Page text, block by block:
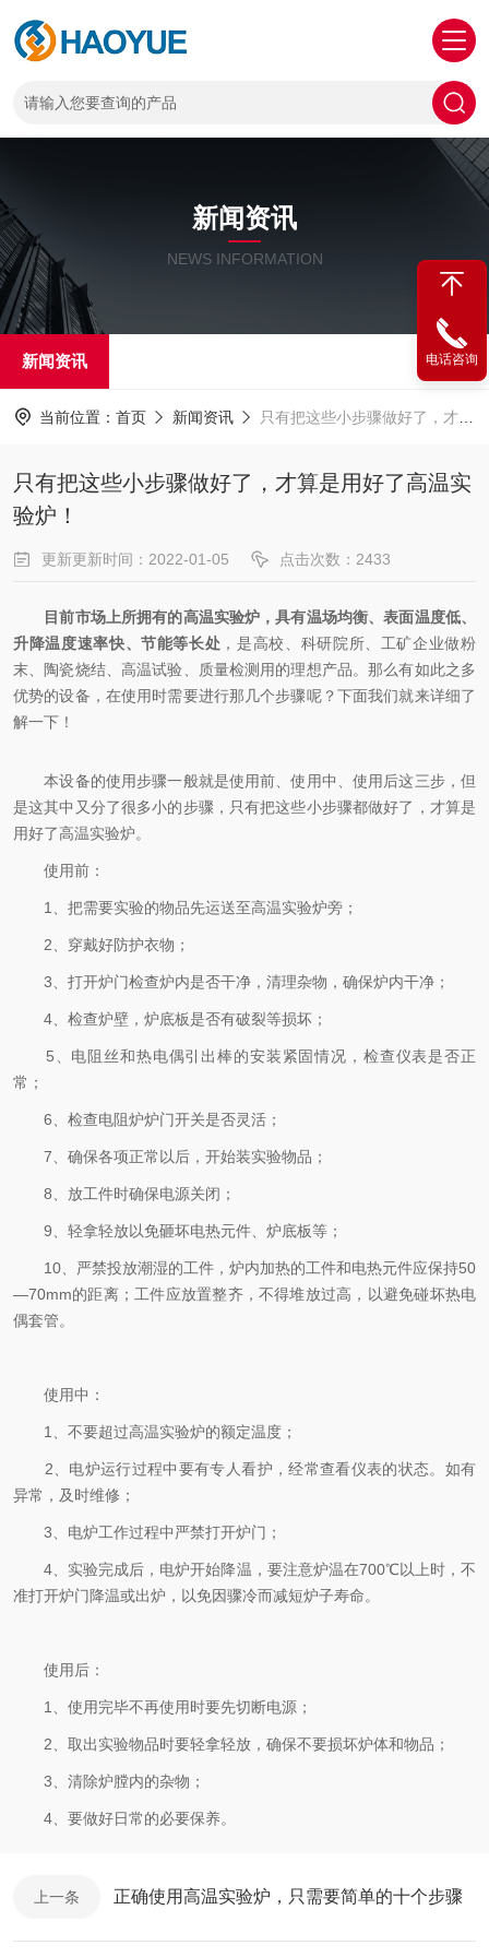
新闻资讯
NEWS INFORMATION
新闻资讯
当前位置： 首页 新闻资讯 只有把这些小步骤做好了，才算是用好了高温实验炉！
只有把这些小步骤做好了，才算是用好了高温实
验炉！
更新更新时间：2022-01-05 点击次数：2433
目前市场上所拥有的高温实验炉，具有温场均衡、表面温度低、
升降温度速率快、节能等长处 ，是高校、科研院所、工矿企业做粉
末、陶瓷烧结、高温试验、质量检测用的理想产品。那么有如此之多
优势的设备，在使用时需要进行那几个步骤呢？下面我们就来详细了
解一下！
本设备的使用步骤一般就是使用前、使用中、使用后这三步，但
是这其中又分了很多小的步骤，只有把这些小步骤都做好了，才算是
用好了高温实验炉。
使用前：
1、把需要实验的物品先运送至高温实验炉旁；
2、穿戴好防护衣物；
3、打开炉门检查炉内是否干净，清理杂物，确保炉内干净；
4、检查炉壁，炉底板是否有破裂等损坏；
5、电阻丝和热电偶引出棒的安装紧固情况，检查仪表是否正
常；
6、检查电阻炉炉门开关是否灵活；
7、确保各项正常以后，开始装实验物品；
8、放工件时确保电源关闭；
9、轻拿轻放以免砸坏电热元件、炉底板等；
10、严禁投放潮湿的工件，炉内加热的工件和电热元件应保持50
—70mm的距离；工件应放置整齐，不得堆放过高，以避免碰坏热电
偶套管。
使用中：
1、不要超过高温实验炉的额定温度；
2、电炉运行过程中要有专人看护，经常查看仪表的状态。如有
异常，及时维修；
3、电炉工作过程中严禁打开炉门；
4、实验完成后，电炉开始降温，要注意炉温在700℃以上时，不
准打开炉门降温或出炉，以免因骤冷而减短炉子寿命。
使用后：
1、使用完毕不再使用时要先切断电源；
2、取出实验物品时要轻拿轻放，确保不要损坏炉体和物品；
3、清除炉膛内的杂物；
4、要做好日常的必要保养。
上一条 正确使用高温实验炉，只需要简单的十个步骤
电话咨询